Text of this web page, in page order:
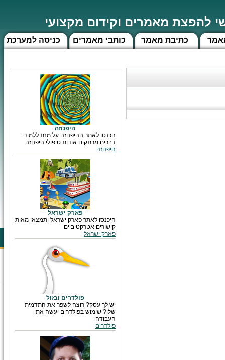
להפצת מאמרים וקידום מקצועי
כניסה למערכת כותבי מאמרים כתיבת מאמר
היפנוזה
הכנסו לאתר ההיפנוזה על מנת ללמוד
דברים מרתקים אודות טיפולי היפנוזה
היפנוזה
פארק ישראל
היכנסו לאתר פארק ישראל ותמצאו מאות
קישורים אטרקטיביים
פארק ישראל
פולדרים ובזול
יש לך עסק? רוצה לשפר את התדמית
שלו? שימוש בפולדרים יעשה את
העבודה
פולדרים